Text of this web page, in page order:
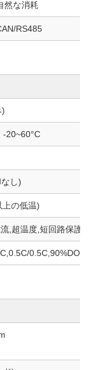
然な消耗
RS485
)
-20~60°C
し)
の低温)
,超温度,短回路保護